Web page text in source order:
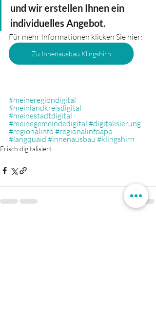
und wir erstellen Ihnen ein
individuelles Angebot.
Für mehr Informationen klicken Sie hier:
Zu Innenausbau Klingshirn
#meineregiondigital
#meinlandkreisdigital
#meinestadtdigital
#meinegemeindedigital #digitalisierung
#regionalinfo #regionalinfoapp
#langquaid #innenausbau #klingshirn
Frisch digitalisiert